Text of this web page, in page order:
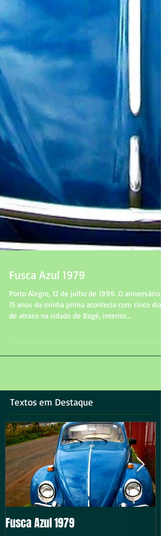
Fusca Azul 1979
Textos em Destaque